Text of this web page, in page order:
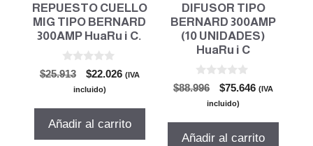
REPUESTO CUELLO
MIG TIPO BERNARD
300AMP HuaRu i C.
0
d
$25.913
El
precio
era:
$22.026El
es:
(IVA
incluido)
Añadir al carrito
DIFUSOR TIPO
BERNARD 300AMP
(10 UNIDADES)
HuaRu i C
0
d
$88.996
El
precio
era:
$75.646El
es:
(IVA
incluido)
Añadir al carrito